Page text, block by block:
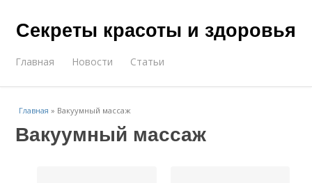
Секреты красоты и здоровья
Главная Новости Статьи
Главная » Вакуумный массаж
Вакуумный массаж